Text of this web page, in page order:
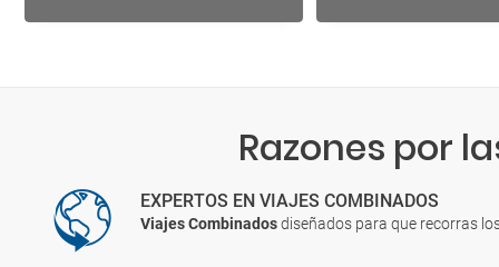
Razones por
EXPERTOS EN VIAJES COMBINADOS
Viajes Combinadosdiseñados para que recorras